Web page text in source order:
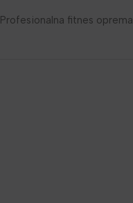
Profesionalna fitnes oprema